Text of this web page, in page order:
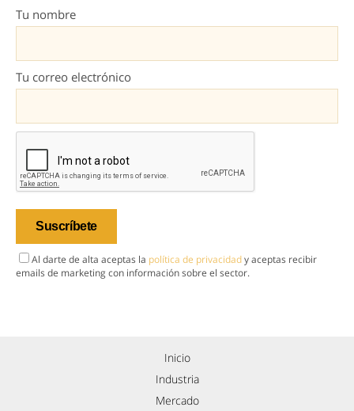
Tu nombre
Tu correo electrónico
Al darte de alta aceptas la política de privacidady aceptas recibir
emails de marketing con información sobre el sector.
Inicio
Industria
Mercado